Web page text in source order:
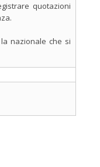
quotazioni
nazionale che si